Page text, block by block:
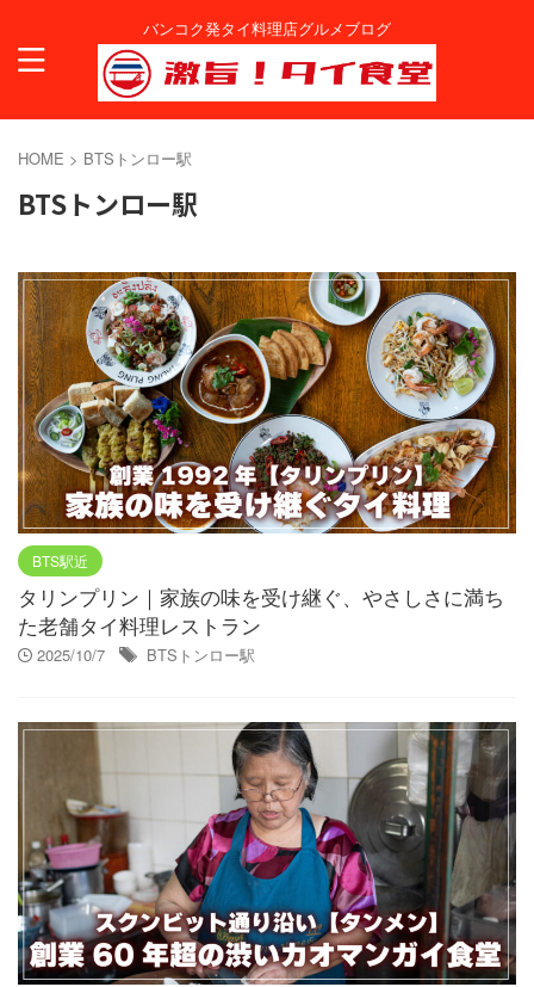
バンコク発タイ料理店グルメブログ
HOME > BTSトンロー駅
BTSトンロー駅
BTS駅近
タリンプリン｜家族の味を受け継ぐ、やさしさに満ち
た老舗タイ料理レストラン
2025/10/7 BTSトンロー駅